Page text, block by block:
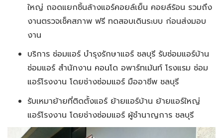
ใหญ่ ถอดแยกชิ้นล้างแอร์คอยล์เย็น คอยล์ร้อน รวมถึง
งานตรวจเช็คสภาพ ฟรี ทดสอบเดินระบบ ก่อนส่งมอบ
งาน
บริการ ซ่อมแอร์ บำรุงรักษาแอร์ ชลบุรี รับซ่อมแอร์บ้าน
ซ่อมแอร์ สำนักงาน คอนโด อพาร์ทเม้นท์ โรงแรม ซ่อม
แอร์โรงงาน โดยช่างซ่อมแอร์ มืออาชีพ ชลบุรี
รับเหมาย้ายที่ติดตั้งแอร์ ย้ายแอร์บ้าน ย้ายแอร์ใหญ่
แอร์โรงงาน โดยช่างซ่อมแอร์ ผู้ชำนาญการ ชลบุรี